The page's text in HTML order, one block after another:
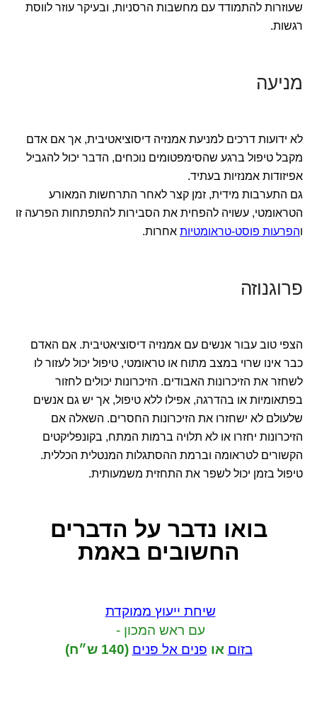
שעוזרות להתמודד עם מחשבות הרסניות, ובעיקר עוזר לווסת
רגשות.
מניעה
לא ידועות דרכים למניעת אמנזיה דיסוציאטיבית, אך אם אדם
מקבל טיפול ברגע שהסימפטומים נוכחים, הדבר יכול להגביל
אפיזודות אמנזיות בעתיד.
גם התערבות מידית, זמן קצר לאחר התרחשות המאורע
הטראומטי, עשויה להפחית את הסבירות להתפתחות הפרעה זו
והפרעות פוסט-טראומטיות אחרות.
פרוגנוזה
הצפי טוב עבור אנשים עם אמנזיה דיסוציאטיבית. אם האדם
כבר אינו שרוי במצב מתוח או טראומטי, טיפול יכול לעזור לו
לשחזר את הזיכרונות האבודים. הזיכרונות יכולים לחזור
בפתאומיות או בהדרגה, אפילו ללא טיפול, אך יש גם אנשים
שלעולם לא ישחזרו את הזיכרונות החסרים. השאלה אם
הזיכרונות יחזרו או לא תלויה ברמות המתח, בקונפליקטים
הקשורים לטראומה וברמת ההסתגלות המנטלית הכללית.
טיפול בזמן יכול לשפר את התחזית משמעותית.
בואו נדבר על הדברים
החשובים באמת
שיחת ייעוץ ממוקדת
עם ראש המכון -
בזום או פנים אל פנים (140 ש״ח)